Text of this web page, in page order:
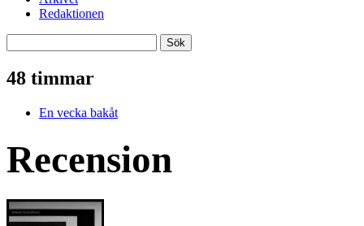
Redaktionen
48 timmar
En vecka bakåt
Recension